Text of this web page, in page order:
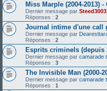
Miss Marple (2004-2013)
Dernier message par Steed3003
Réponses : 2
Journal intime d'une call
Dernier message par
Réponses : 2
Esprits criminels (depuis
Dernier message par camarade
Réponses : 3
The Invisible Man (2000-
Dernier message par camarade
Réponses : 1